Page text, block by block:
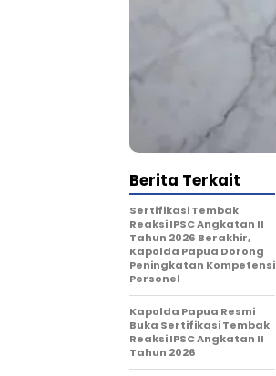
Berita Terkait
Sertifikasi Tembak
Reaksi IPSC Angkatan II
Tahun 2026 Berakhir,
Kapolda Papua Dorong
Peningkatan Kompetensi
Personel
Kapolda Papua Resmi
Buka Sertifikasi Tembak
Reaksi IPSC Angkatan II
Tahun 2026